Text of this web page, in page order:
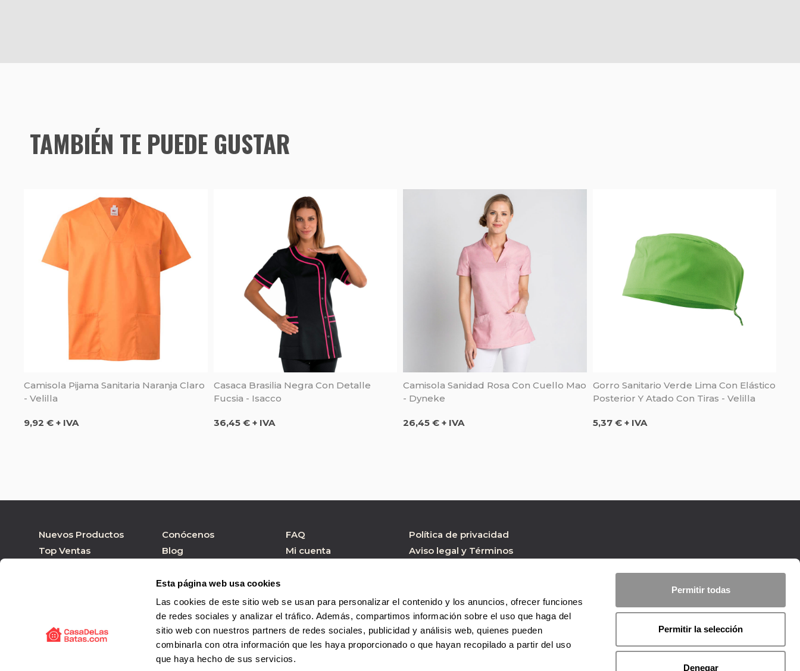
Esta página web usa cookies
Las cookies de este sitio web se usan para personalizar el contenido y los anuncios, ofrecer funciones
de redes sociales y analizar el tráfico. Además, compartimos información sobre el uso que haga del
sitio web con nuestros partners de redes sociales, publicidad y análisis web, quienes pueden
combinarla con otra información que les haya proporcionado o que hayan recopilado a partir del uso
que haya hecho de sus servicios.
Permitir todas
Permitir la selección
Denegar
TAMBIÉN TE PUEDE GUSTAR
Camisola Pijama Sanitaria Naranja Claro
- Velilla
Precio
9,92 € + IVA
Casaca Brasilia Negra Con Detalle
Fucsia - Isacco
Precio
36,45 € + IVA
Camisola Sanidad Rosa Con Cuello Mao
- Dyneke
Precio
26,45 € + IVA
Gorro Sanitario Verde Lima Con Elástico
Posterior Y Atado Con Tiras - Velilla
Precio
5,37 € + IVA
Nuevos Productos
Top Ventas
Conócenos
Blog
Tienda física
FAQ
Mi cuenta
Política de privacidad
Aviso legal y Términos
Condiciones de